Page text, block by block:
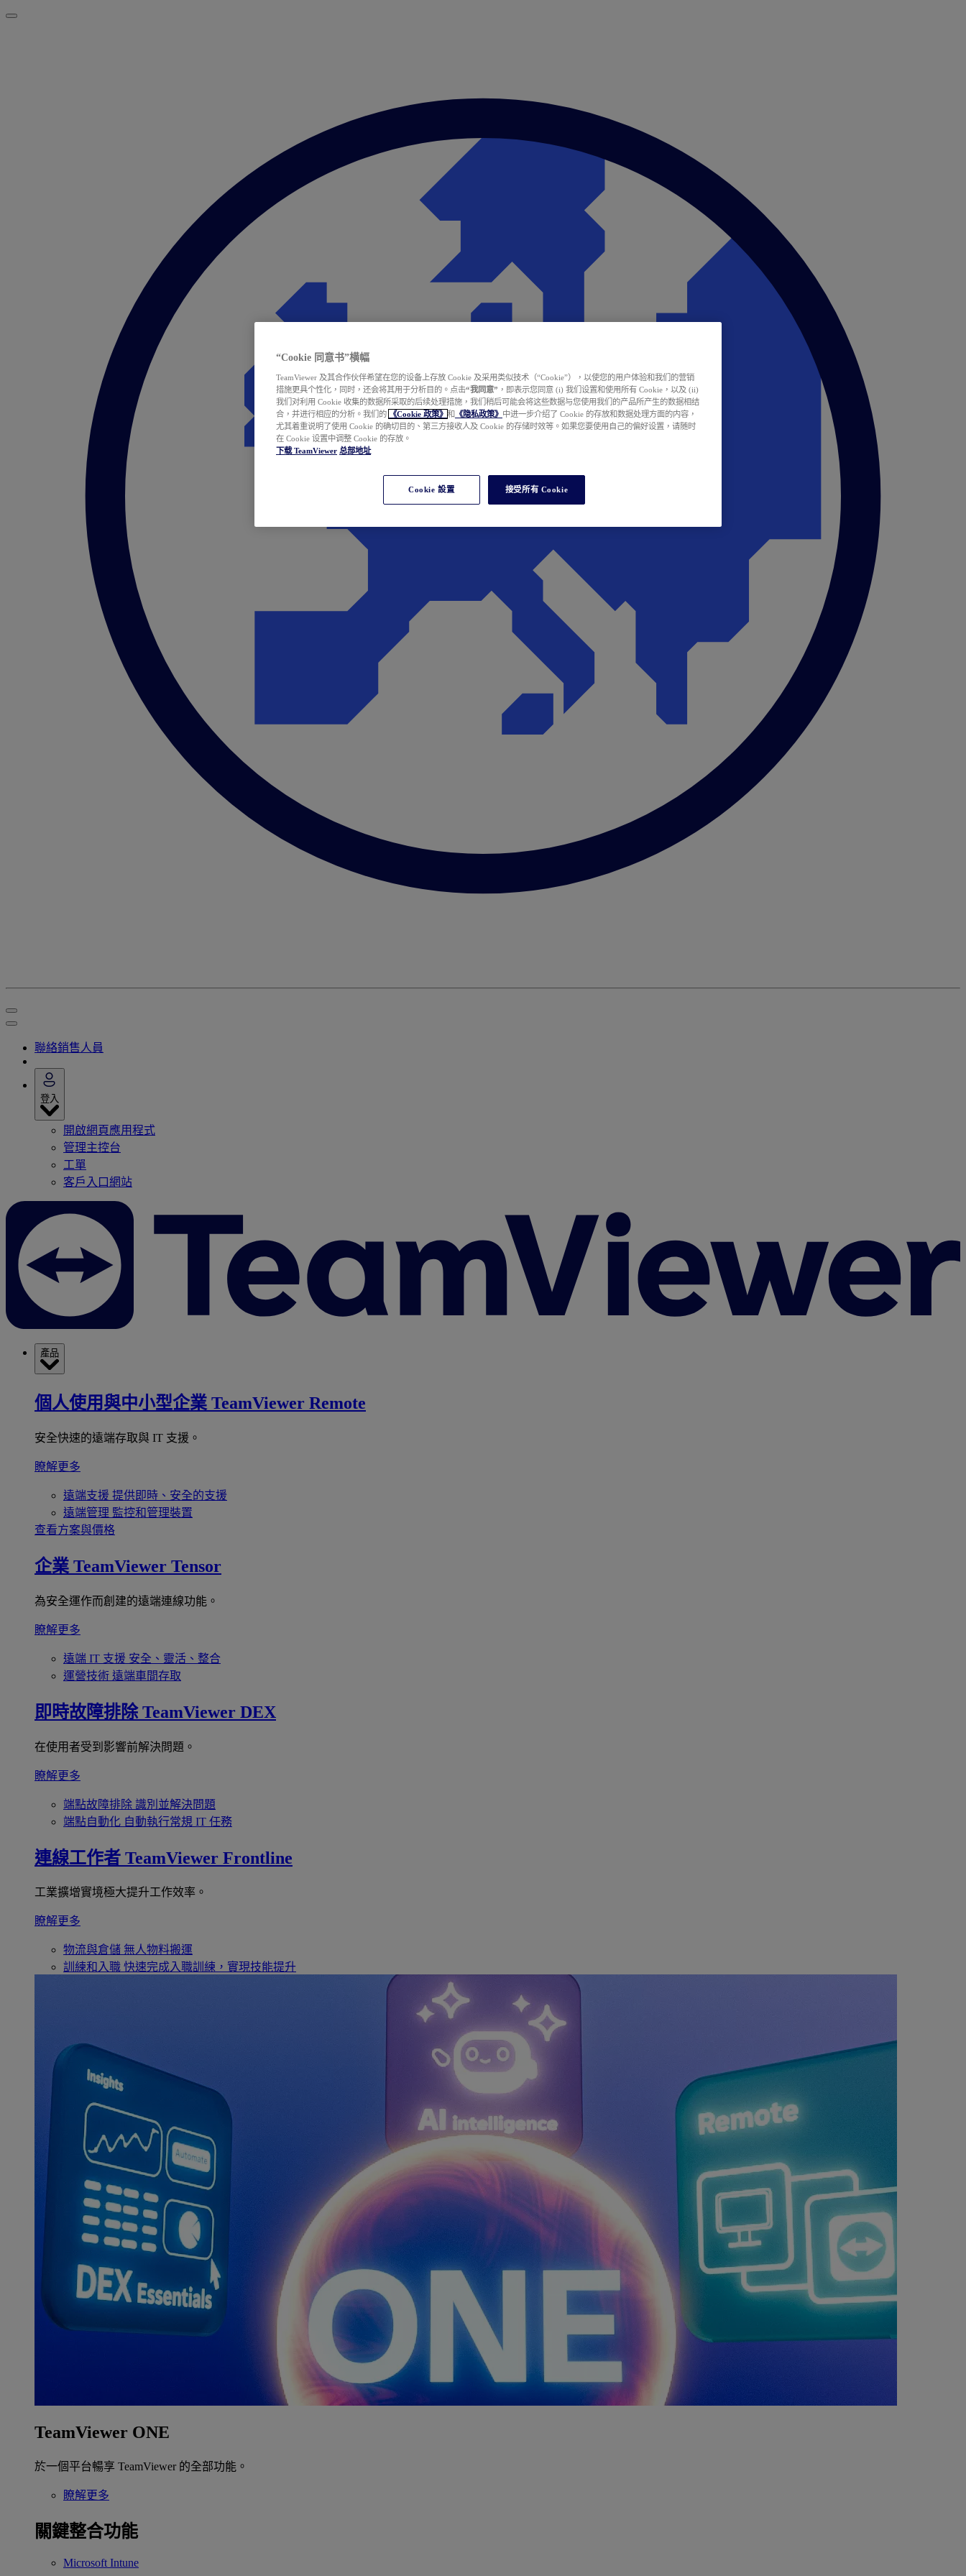
聯絡銷售人員
登入
開啟網頁應用程式
管理主控台
工單
客戶入口網站
產品
個人使用與中小型企業 TeamViewer Remote
安全快速的遠端存取與 IT 支援。
瞭解更多
遠端支援 提供即時、安全的支援
遠端管理 監控和管理裝置
查看方案與價格
企業 TeamViewer Tensor
為安全運作而創建的遠端連線功能。
瞭解更多
遠端 IT 支援 安全、靈活、整合
運營技術 遠端車間存取
即時故障排除 TeamViewer DEX
在使用者受到影響前解決問題。
瞭解更多
端點故障排除 識別並解決問題
端點自動化 自動執行常規 IT 任務
連線工作者 TeamViewer Frontline
工業擴增實境極大提升工作效率。
瞭解更多
物流與倉儲 無人物料搬運
訓練和入職 快速完成入職訓練，實現技能提升
TeamViewer ONE
於一個平台暢享 TeamViewer 的全部功能。
瞭解更多
關鍵整合功能
Microsoft Intune
“Cookie 同意书”横幅
TeamViewer 及其合作伙伴希望在您的设备上存放 Cookie 及采用类似技术（“Cookie”），以使您的用户体验和我们的营销
措施更具个性化，同时，还会将其用于分析目的。点击“我同意” ，即表示您同意 (i) 我们设置和使用所有 Cookie，以及 (ii)
我们对利用 Cookie 收集的数据所采取的后续处理措施，我们稍后可能会将这些数据与您使用我们的产品所产生的数据相结
合，并进行相应的分析。我们的
《Cookie 政策》 和 《隐私政策》 中进一步介绍了 Cookie 的存放和数据处理方面的内容，
尤其着重说明了使用 Cookie 的确切目的、第三方接收人及 Cookie 的存储时效等。如果您要使用自己的偏好设置，请随时
在 Cookie 设置中调整 Cookie 的存放。
下载 TeamViewer 总部地址
Cookie 設置 接受所有 Cookie